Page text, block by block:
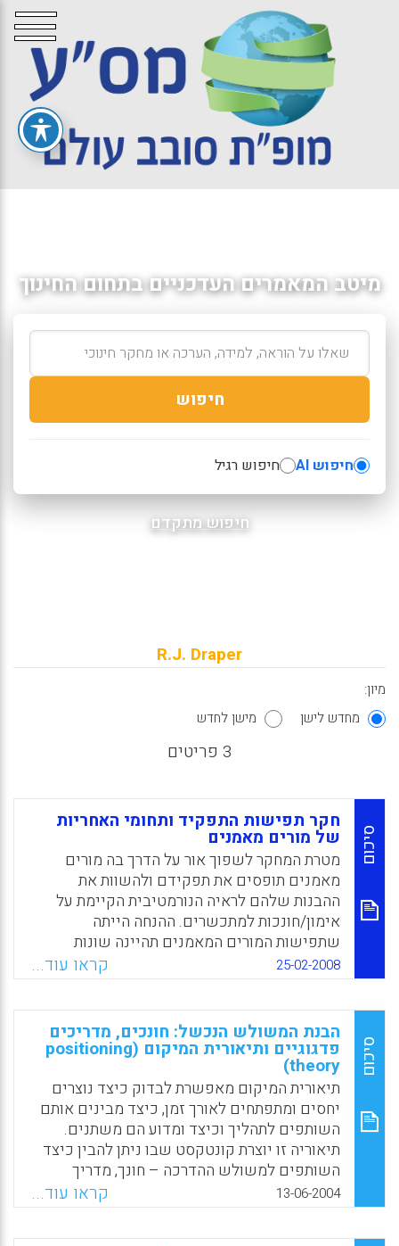
מיטב המאמרים העדכניים בתחום החינוך
חיפוש
חיפוש AI חיפוש רגיל
חיפוש מתקדם
R.J. Draper
מיון:
מחדש לישן
מישן לחדש
3 פריטים
סיכום
חקר תפישות התפקיד ותחומי האחריות
של מורים מאמנים
מטרת המחקר לשפוך אור על הדרך בה מורים
מאמנים תופסים את תפקידם ולהשוות את
ההבנות שלהם לראיה הנורמטיבית הקיימת על
אימון/חונכות למתכשרים. ההנחה הייתה
שתפישות המורים המאמנים תהיינה שונות
מתפישות קיימות ובעלות השלכות משמעותיות על
הכשרת המאמנים. במחקר השתתפו 264 מורים
מאמנים לסטודנטים להוראה. הם קבלו שאלונים
פתוחים שאפשרו להם לתאר את הדרכים בהם הם
תופשים את תפקידם. בנוסף התקיימות
ראיונות-המשך עם מדגם של 34 מתוכם. תוצאות
המחקר מאשרות שהעיסוק באימון הוא עיסוק
מורכב ושתפישות המורים המאמנים עשויות
להיות מושפעות מסוגים ואיכויות של התנסויות
בחונכות שהיו להם בעבר. (Hall,K.M.,
Draper,R.J., Smith.L.K., & Bullough, R.V)
WhatsApp
Facebook
Email
X
25-02-2008 קראו עוד...
סיכום
הבנת המשולש הנכשל: חונכים, מדריכים
פדגוגיים ותיאורית המיקום (positioning
theory)
תיאורית המיקום מאפשרת לבדוק כיצד נוצרים
יחסים ומתפתחים לאורך זמן, כיצד מבינים אותם
השותפים לתהליך וכיצד ומדוע הם משתנים.
תיאוריה זו יוצרת קונטקסט שבו ניתן להבין כיצד
השותפים למשולש ההדרכה – חונך, מדריך
פדגוגי ומתמחה, הבינו את תפקידיהם ואת תחומי
האחריות שלהם כמו גם את המושג "מורה טוב".
(Bullough, R.V.Jr & Draper, J.R)
13-06-2004 קראו עוד...